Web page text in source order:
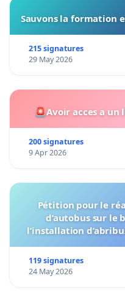
Sauvons la formation
215 signatures
29 May 2026
🚨Avoir acces a
200 signatures
9 Apr 2026
Pétition pour le
d’autobus sur le
l’installation
119 signatures
24 May 2026